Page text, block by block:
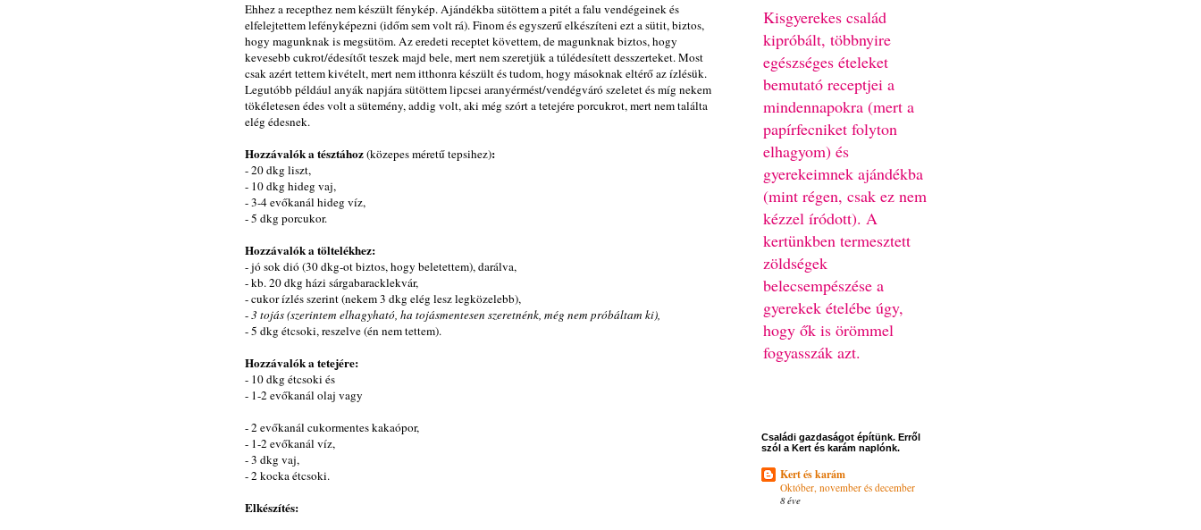
Ehhez a recepthez nem készült fénykép. Ajándékba sütöttem a pitét a falu vendégeinek és
elfelejtettem lefényképezni (időm sem volt rá). Finom és egyszerű elkészíteni ezt a sütit, biztos,
hogy magunknak is megsütöm. Az eredeti receptet követtem, de magunknak biztos, hogy
kevesebb cukrot/édesítőt teszek majd bele, mert nem szeretjük a túlédesített desszerteket. Most
csak azért tettem kivételt, mert nem itthonra készült és tudom, hogy másoknak eltérő az ízlésük.
Legutóbb például anyák napjára sütöttem lipcsei aranyérmést/vendégváró szeletet és míg nekem
tökéletesen édes volt a sütemény, addig volt, aki még szórt a tetejére porcukrot, mert nem találta
elég édesnek.
Hozzávalók a tésztához(közepes méretű tepsihez):
- 20 dkg liszt,
- 10 dkg hideg vaj,
- 3-4 evőkanál hideg víz,
- 5 dkg porcukor.
Hozzávalók a töltelékhez:
- jó sok dió (30 dkg-ot biztos, hogy beletettem), darálva,
- kb. 20 dkg házi sárgabaracklekvár,
- cukor ízlés szerint (nekem 3 dkg elég lesz legközelebb),
-3 tojás(szerintem elhagyható, ha tojásmentesen szeretnénk, még nem próbáltam ki),
- 5 dkg étcsoki, reszelve (én nem tettem).
Hozzávalók a tetejére:
- 10 dkg étcsoki és
- 1-2 evőkanál olaj vagy
- 2 evőkanál cukormentes kakaópor,
- 1-2 evőkanál víz,
- 3 dkg vaj,
- 2 kocka étcsoki.
Elkészítés:
Kisgyerekes család
kipróbált, többnyire
egészséges ételeket
bemutató receptjei a
mindennapokra (mert a
papírfecniket folyton
elhagyom) és
gyerekeimnek ajándékba
(mint régen, csak ez nem
kézzel íródott). A
kertünkben termesztett
zöldségek
belecsempészése a
gyerekek ételébe úgy,
hogy ők is örömmel
fogyasszák azt.
Családi gazdaságot építünk. Erről
szól a Kert és karám naplónk.
Kert és karám
Október, november és december
8 éve